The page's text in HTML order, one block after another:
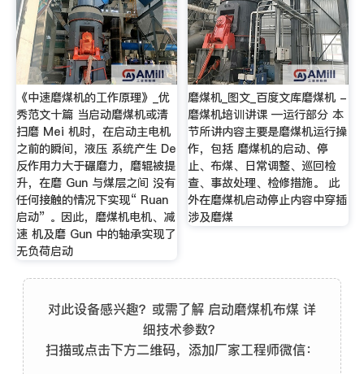
《中速磨煤机的工作原理》_优
秀范文十篇 当启动磨煤机或清
扫磨 Mei 机时，在启动主电机
之前的瞬间，液压 系统产生 De
反作用力大于碾磨力，磨辊被提
升，在磨 Gun 与煤层之间 没有
任何接触的情况下实现“ Ruan
启动” 。因此，磨煤机电机、减
速 机及磨 Gun 中的轴承实现了
无负荷启动
磨煤机_图文_百度文库磨煤机 -
磨煤机培训讲课 —运行部分 本
节所讲内容主要是磨煤机运行操
作，包括 磨煤机的启动、停
止、布煤、日常调整、巡回检
查、事故处理、检修措施。 此
外在磨煤机启动停止内容中穿插
涉及磨煤
对此设备感兴趣？或需了解 启动磨煤机布煤 详
细技术参数？
扫描或点击下方二维码，添加厂家工程师微信：